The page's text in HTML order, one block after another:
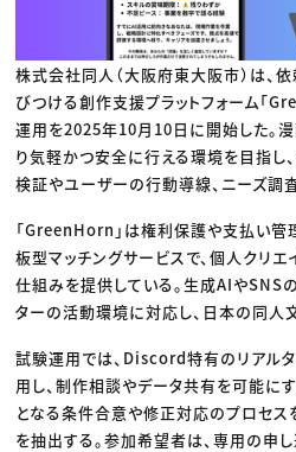
株式会社同人（大阪府東大阪市）は、
びつける創作支援プラットフォーム「
運用を2025年10月10日に開始した。
り気軽かつ安全に行える環境を目指し
検証やユーザーの行動導線、ニーズ調査
「GreenHorn」は権利保護や支払い管
板型マッチングサービスで、個人クリ
仕組みを提供している。生成AIやSNS
ターの活動環境に対応し、日本の同人
試験運用では、Discord特有のリアル
用し、制作相談やデータ共有を可能に
となる条件合意や修正対応のプロセス
を抽出する。参加希望者は、専用の申